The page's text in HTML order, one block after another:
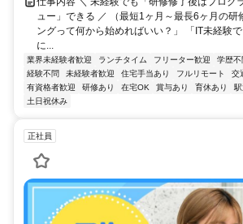
ュー」できる ／ （最短1ヶ月～最長6ヶ月の研
ングって何から始めればいい？」 「IT未経験
に...
業界未経験者歓迎 ランチタイム フリーター歓迎 学歴不
経験不問
未経験者歓迎 住宅手当あり フルリモート 交
有資格者歓迎
研修あり 在宅OK 賞与あり 育休あり
土日祝休み
正社員